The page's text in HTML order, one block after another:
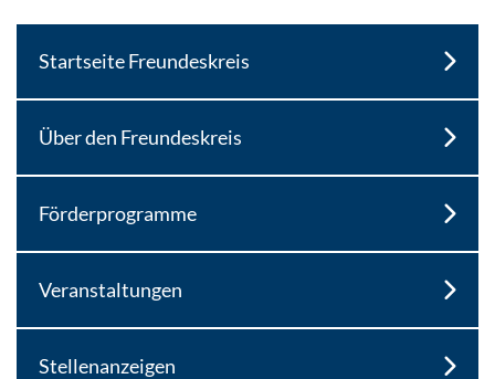
Startseite Freundeskreis
Über den Freundeskreis
Förderprogramme
Veranstaltungen
Stellenanzeigen